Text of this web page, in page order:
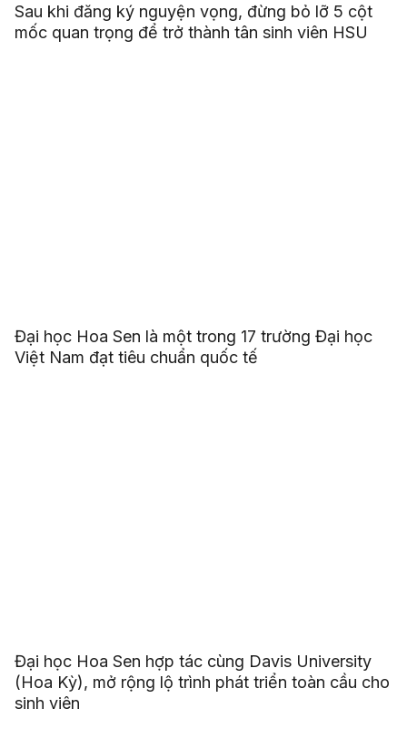
Sau khi đăng ký nguyện vọng, đừng bỏ lỡ 5 cột
mốc quan trọng để trở thành tân sinh viên HSU
Đại học Hoa Sen là một trong 17 trường Đại học
Việt Nam đạt tiêu chuẩn quốc tế
Đại học Hoa Sen hợp tác cùng Davis University
(Hoa Kỳ), mở rộng lộ trình phát triển toàn cầu cho
sinh viên